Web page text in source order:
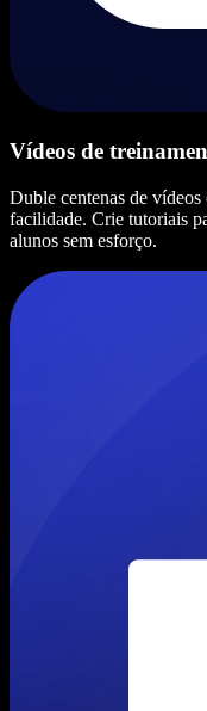
Vídeos de
Duble centenas de
facilidade. Crie tutoriais
alunos sem esforço.